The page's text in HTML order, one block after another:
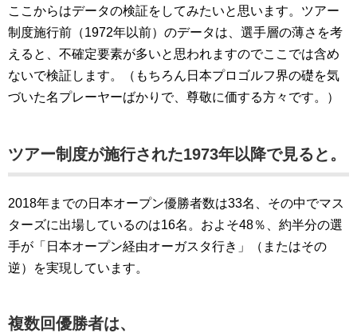
ここからはデータの検証をしてみたいと思います。ツアー
制度施行前（1972年以前）のデータは、選手層の薄さを考
えると、不確定要素が多いと思われますのでここでは含め
ないで検証します。（もちろん日本プロゴルフ界の礎を気
づいた名プレーヤーばかりで、尊敬に価する方々です。）
ツアー制度が施行された1973年以降で見ると。
2018年までの日本オープン優勝者数は33名、その中でマス
ターズに出場しているのは16名。およそ48％、約半分の選
手が「日本オープン経由オーガスタ行き」（またはその
逆）を実現しています。
複数回優勝者は、